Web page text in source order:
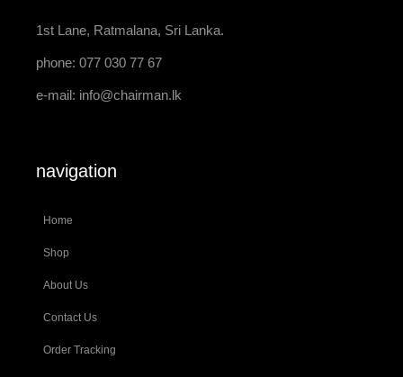
1st Lane, Ratmalana, Sri Lanka.
phone: 077 030 77 67
e-mail: info@chairman.lk
navigation
Home
Shop
About Us
Contact Us
Order Tracking